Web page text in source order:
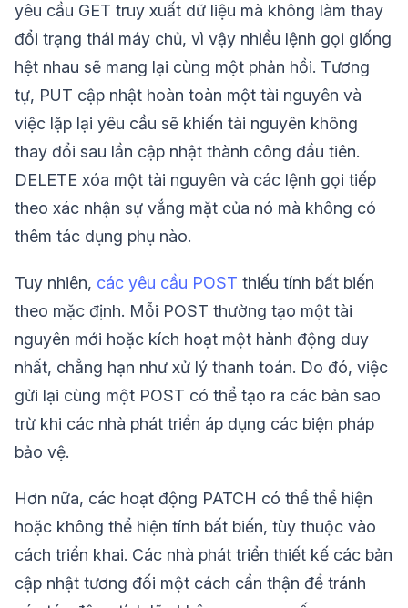
yêu cầu GET truy xuất dữ liệu mà không làm thay
đổi trạng thái máy chủ, vì vậy nhiều lệnh gọi giống
hệt nhau sẽ mang lại cùng một phản hồi. Tương
tự, PUT cập nhật hoàn toàn một tài nguyên và
việc lặp lại yêu cầu sẽ khiến tài nguyên không
thay đổi sau lần cập nhật thành công đầu tiên.
DELETE xóa một tài nguyên và các lệnh gọi tiếp
theo xác nhận sự vắng mặt của nó mà không có
thêm tác dụng phụ nào.
Tuy nhiên, các yêu cầu POST thiếu tính bất biến
theo mặc định. Mỗi POST thường tạo một tài
nguyên mới hoặc kích hoạt một hành động duy
nhất, chẳng hạn như xử lý thanh toán. Do đó, việc
gửi lại cùng một POST có thể tạo ra các bản sao
trừ khi các nhà phát triển áp dụng các biện pháp
bảo vệ.
Hơn nữa, các hoạt động PATCH có thể thể hiện
hoặc không thể hiện tính bất biến, tùy thuộc vào
cách triển khai. Các nhà phát triển thiết kế các bản
cập nhật tương đối một cách cẩn thận để tránh